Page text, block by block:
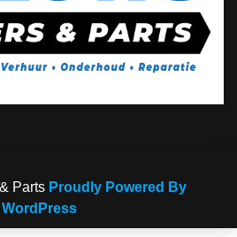
Parts Proudly Powered By
WordPress